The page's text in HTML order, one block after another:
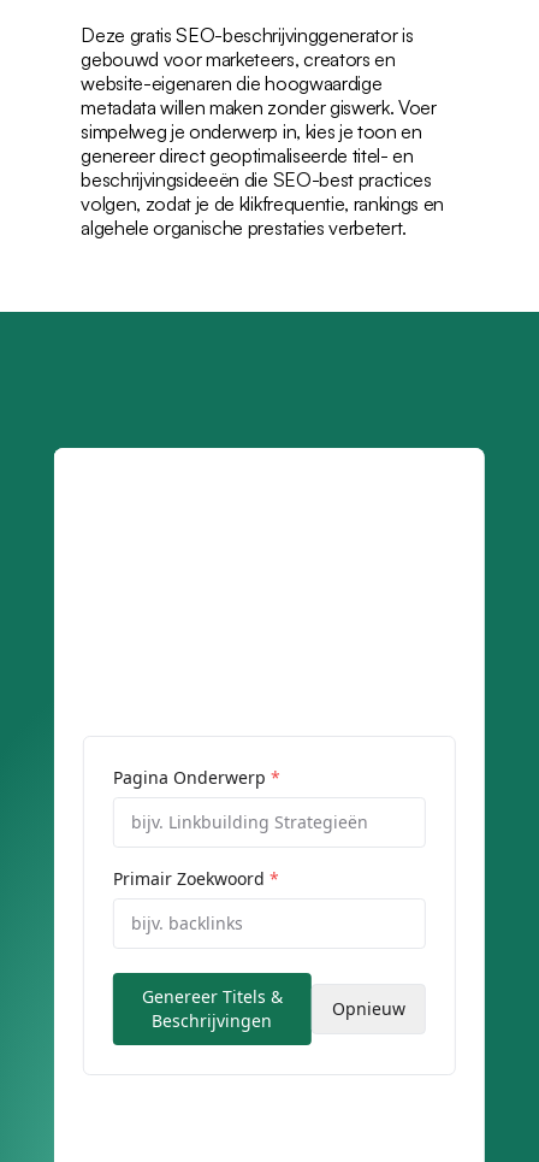
Deze gratis SEO-beschrijvinggenerator is
gebouwd voor marketeers, creators en
website-eigenaren die hoogwaardige
metadata willen maken zonder giswerk. Voer
simpelweg je onderwerp in, kies je toon en
genereer direct geoptimaliseerde titel- en
beschrijvingsideeën die SEO-best practices
volgen, zodat je de klikfrequentie, rankings en
algehele organische prestaties verbetert.